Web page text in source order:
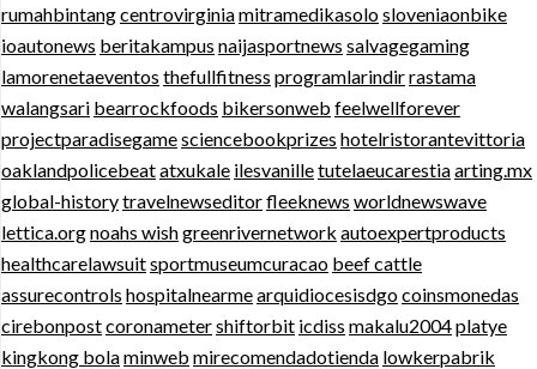
rumahbintangcentrovirginiamitramedikasolosloveniaonbike
ioautonews beritakampus naijasportnews salvagegaming
lamorenetaeventos thefullfitness programlarindirrastama
walangsari bearrockfoods bikersonweb feelwellforever
projectparadisegamesciencebookprizes hotelristorantevittoria
oaklandpolicebeatatxukale ilesvanilletutelaeucarestiaarting.mx
global-historytravelnewseditorfleeknews worldnewswave
lettica.orgnoahs wishgreenrivernetwork autoexpertproducts
healthcarelawsuitsportmuseumcuracao beef cattle
assurecontrols hospitalnearmearquidiocesisdgocoinsmonedas
cirebonpostcoronametershiftorbit icdiss makalu2004platye
kingkong bolaminweb mirecomendadotienda lowkerpabrik